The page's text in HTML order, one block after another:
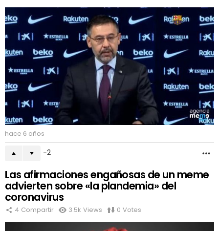
hace 6 años
-2
Las afirmaciones engañosas de un meme
advierten sobre «la plandemia» del
coronavirus
4 Compartir 3.5k Views 0 Votes